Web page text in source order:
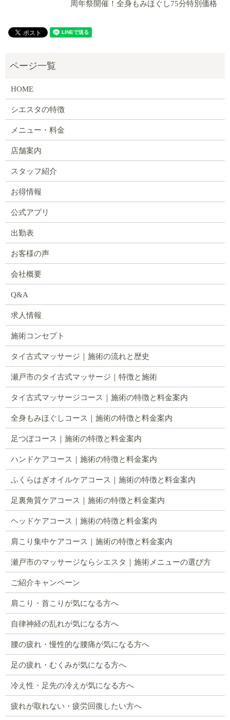
周年祭開催！全身もみほぐし75分特別価格
HOME
シエスタの特徴
メニュー・料金
店舗案内
スタッフ紹介
お得情報
公式アプリ
出勤表
お客様の声
会社概要
Q&A
求人情報
施術コンセプト
タイ古式マッサージ｜施術の流れと歴史
瀬戸市のタイ古式マッサージ｜特徴と施術
タイ古式マッサージコース｜施術の特徴と料金案内
全身もみほぐしコース｜施術の特徴と料金案内
足つぼコース｜施術の特徴と料金案内
ハンドケアコース｜施術の特徴と料金案内
ふくらはぎオイルケアコース｜施術の特徴と料金案内
足裏角質ケアコース｜施術の特徴と料金案内
ヘッドケアコース｜施術の特徴と料金案内
肩こり集中ケアコース｜施術の特徴と料金案内
瀬戸市のマッサージならシエスタ｜施術メニューの選び方
ご紹介キャンペーン
肩こり・首こりが気になる方へ
自律神経の乱れが気になる方へ
腰の疲れ・慢性的な腰痛が気になる方へ
足の疲れ・むくみが気になる方へ
冷え性・足先の冷えが気になる方へ
疲れが取れない・疲労回復したい方へ